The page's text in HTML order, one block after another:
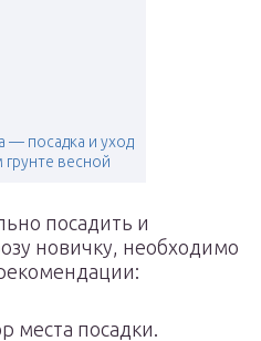
— посадка и уход
весной
посадить и
новичку, необходимо
места посадки.